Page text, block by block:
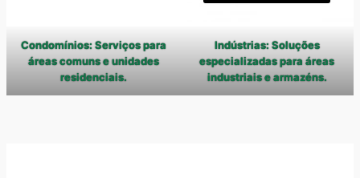
Condomínios: Serviços para
áreas comuns e unidades
residenciais.
Indústrias: Soluções
especializadas para áreas
industriais e armazéns.